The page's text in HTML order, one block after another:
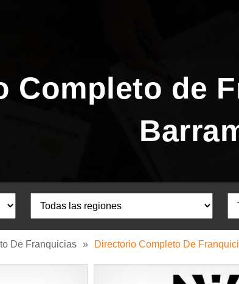
Completo de
De Franquicias » Directorio Completo De